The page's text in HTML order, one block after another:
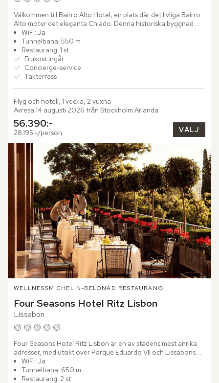
Välkommen till Bairro Alto Hotel, en plats där det livliga Bairro
Alto möter det eleganta Chiado. Denna historiska byggnad
från 1845 har varsamt restaurerats och blickar ut över...
WiFi: Ja
Tunnelbana: 550 m
Restaurang: 1 st
Frukost ingår
Concierge-service
Takterrass
Flyg och hotell, 1 vecka, 2 vuxna
Avresa 14 augusti 2026 från Stockholm Arlanda
56.390:-
28.195:-/person VÄLJ
WELLNESSMICHELIN-BELÖNAD RESTAURANG
Four Seasons Hotel Ritz Lisbon
Lissabon
Four Seasons Hotel Ritz Lisbon är en av stadens mest anrika
adresser, med utsikt över Parque Eduardo VII och Lissabons
kullar. Bakom den klassiska fasaden väntar marmorsalonger,...
WiFi: Ja
Tunnelbana: 650 m
Restaurang: 2 st